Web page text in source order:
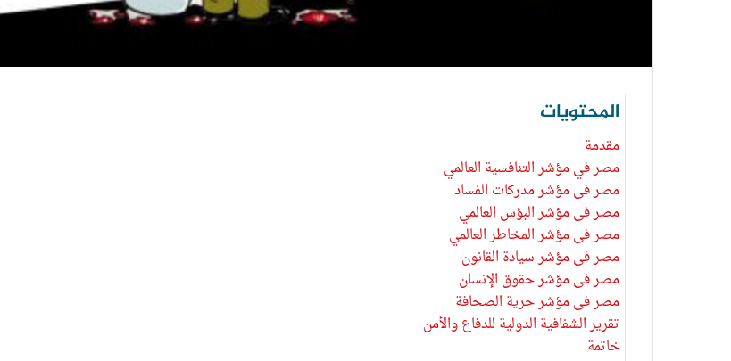
المحتويات
مقدمة
مصر في مؤشر التنافسية العالمي
مصر فى مؤشر مدركات الفساد
مصر فى مؤشر البؤس العالمي
مصر فى مؤشر المخاطر العالمي
مصر فى مؤشر سيادة القانون
مصر فى مؤشر حقوق الإنسان
مصر فى مؤشر حرية الصحافة
تقرير الشفافية الدولية للدفاع والأمن
خاتمة